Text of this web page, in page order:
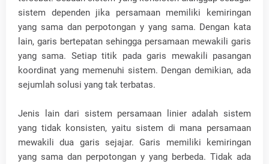
sistem dependen jika persamaan memiliki kemiringan
yang sama dan perpotongan y yang sama. Dengan kata
lain, garis bertepatan sehingga persamaan mewakili garis
yang sama. Setiap titik pada garis mewakili pasangan
koordinat yang memenuhi sistem. Dengan demikian, ada
sejumlah solusi yang tak terbatas.
Jenis lain dari sistem persamaan linier adalah sistem
yang tidak konsisten, yaitu sistem di mana persamaan
mewakili dua garis sejajar. Garis memiliki kemiringan
yang sama dan perpotongan y yang berbeda. Tidak ada